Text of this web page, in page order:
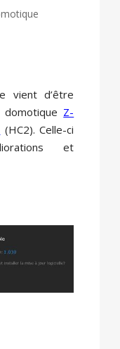
vient d’être
Z-
(HC2). Celle-ci
et